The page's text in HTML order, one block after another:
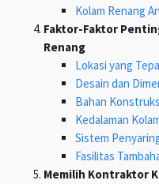
Kolam Renang
Faktor-Faktor
Renang
Lokasi yang
Desain dan
Bahan
Kedalaman
Sistem
Fasilitas
Memilih Kontraktor